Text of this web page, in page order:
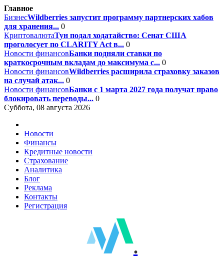
Главное
БизнесWildberries запустит программу партнерских хабов
для хранения... 0
КриптовалютаТун подал ходатайство: Сенат США
проголосует по CLARITY Act в... 0
Новости финансовБанки подняли ставки по
краткосрочным вкладам до максимума с... 0
Новости финансовWildberries расширила страховку заказов
на случай атак... 0
Новости финансовБанки с 1 марта 2027 года получат право
блокировать переводы... 0
Суббота, 08 августа 2026
Новости
Финансы
Кредитные новости
Страхование
Аналитика
Блог
Реклама
Контакты
Регистрация
.